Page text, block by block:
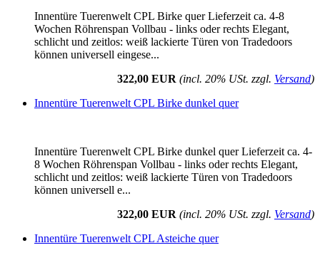
Innentüre Tuerenwelt CPL Birke quer Lieferzeit ca. 4-8
Wochen Röhrenspan Vollbau - links oder rechts Elegant,
schlicht und zeitlos: weiß lackierte Türen von Tradedoors
können universell eingese...
322,00 EUR (incl. 20% USt. zzgl. Versand)
Innentüre Tuerenwelt CPL Birke dunkel quer
Innentüre Tuerenwelt CPL Birke dunkel quer Lieferzeit ca. 4-
8 Wochen Röhrenspan Vollbau - links oder rechts Elegant,
schlicht und zeitlos: weiß lackierte Türen von Tradedoors
können universell e...
322,00 EUR (incl. 20% USt. zzgl. Versand)
Innentüre Tuerenwelt CPL Asteiche quer